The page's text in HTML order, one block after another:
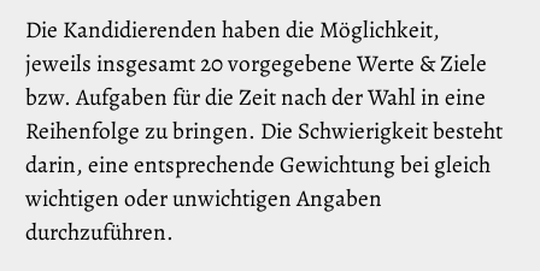
Die Kandidierenden haben die Möglichkeit,
jeweils insgesamt 20 vorgegebene Werte & Ziele
bzw. Aufgaben für die Zeit nach der Wahl in eine
Reihenfolge zu bringen. Die Schwierigkeit besteht
darin, eine entsprechende Gewichtung bei gleich
wichtigen oder unwichtigen Angaben
durchzuführen.